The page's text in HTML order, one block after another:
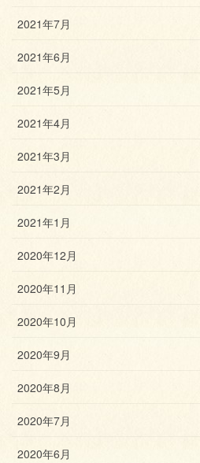
2021年7月
2021年6月
2021年5月
2021年4月
2021年3月
2021年2月
2021年1月
2020年12月
2020年11月
2020年10月
2020年9月
2020年8月
2020年7月
2020年6月